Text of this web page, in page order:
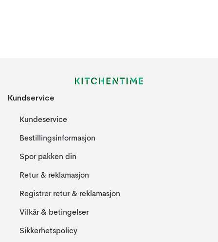
Kundservice
Kundeservice
Bestillingsinformasjon
Spor pakken din
Retur & reklamasjon
Registrer retur & reklamasjon
Vilkår & betingelser
Sikkerhetspolicy